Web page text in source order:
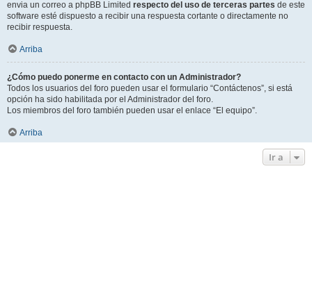
envia un correo a phpBB Limited respecto del uso de terceras partes de este
software esté dispuesto a recibir una respuesta cortante o directamente no
recibir respuesta.
Arriba
¿Cómo puedo ponerme en contacto con un Administrador?
Todos los usuarios del foro pueden usar el formulario “Contáctenos”, si está
opción ha sido habilitada por el Administrador del foro.
Los miembros del foro también pueden usar el enlace “El equipo”.
Arriba
Ir a